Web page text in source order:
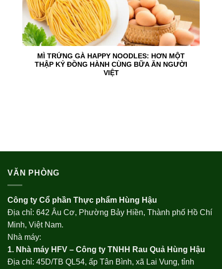
MÌ TRỨNG GÀ HAPPY NOODLES: HƠN MỘT
THẬP KỶ ĐỒNG HÀNH CÙNG BỮA ĂN NGƯỜI
VIỆT
VĂN PHÒNG
Công ty Cổ phần Thực phẩm Hùng Hậu
Địa chỉ: 642 Âu Cơ, Phường Bảy Hiền, Thành phố Hồ Chí
Minh, Việt Nam.
Nhà máy:
1. Nhà máy HFV – Công ty TNHH Rau Quả Hùng Hậu
Địa chỉ: 45D/TB QL54, ấp Tân Bình, xã Lai Vung, tỉnh